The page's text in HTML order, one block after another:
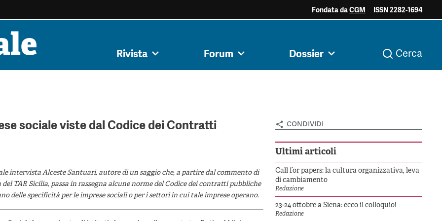
Fondata daCGM ISSN 2282-1694
Rivista Forum Dossier Cerca
Colophon Archivio Argomenti
Autori Argomenti
Cooperative di
comunità
Impresa sociale e
democrazia
Acini di fuoco - Dossier
Mezzogiorno
Valutazione e
dintorni
sociale viste dal Codice dei Contratti
intervista Alceste Santuari, autore di un saggio che, a partire dal commento di
del TAR Sicilia, passa in rassegna alcune norme del Codice dei contratti pubbliche
delle specificità per le imprese sociali o per i settori in cui tale imprese operano.
condividi
Ultimi articoli
Call for papers: la cultura organizzativa, leva
di cambiamento
Redazione
23-24 ottobre a Siena: ecco il colloquio!
Redazione